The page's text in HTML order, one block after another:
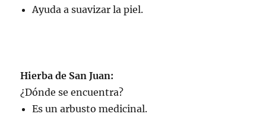
Ayuda a suavizar la piel.
Hierba de San Juan:
¿Dónde se encuentra?
Es un arbusto medicinal.